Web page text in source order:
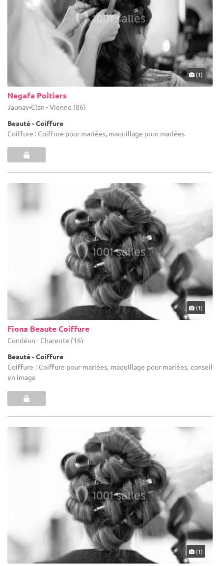
(1)
Negafa Poitiers
Jaunay-Clan - Vienne (86)
Beauté - Coiffure
Coiffure : Coiffure pour mariées, maquillage pour mariées
(1)
Fiona Beaute Coiffure
Condéon - Charente (16)
Beauté - Coiffure
Coiffure : Coiffure pour mariées, maquillage pour mariées, conseil
en image
(1)